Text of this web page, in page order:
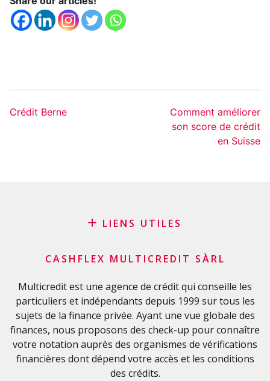
Crédit Berne
Comment améliorer
son score de crédit
en Suisse
LIENS UTILES
Glossaire financier
FAQ
Liste de contrôle importante
Conditions générales
Politique de confidentialité
CASHFLEX MULTICREDIT SÀRL
Multicredit est une agence de crédit qui conseille les
particuliers et indépendants depuis 1999 sur tous les
sujets de la finance privée. Ayant une vue globale des
finances, nous proposons des check-up pour connaître
votre notation auprès des organismes de vérifications
financières dont dépend votre accès et les conditions
des crédits.